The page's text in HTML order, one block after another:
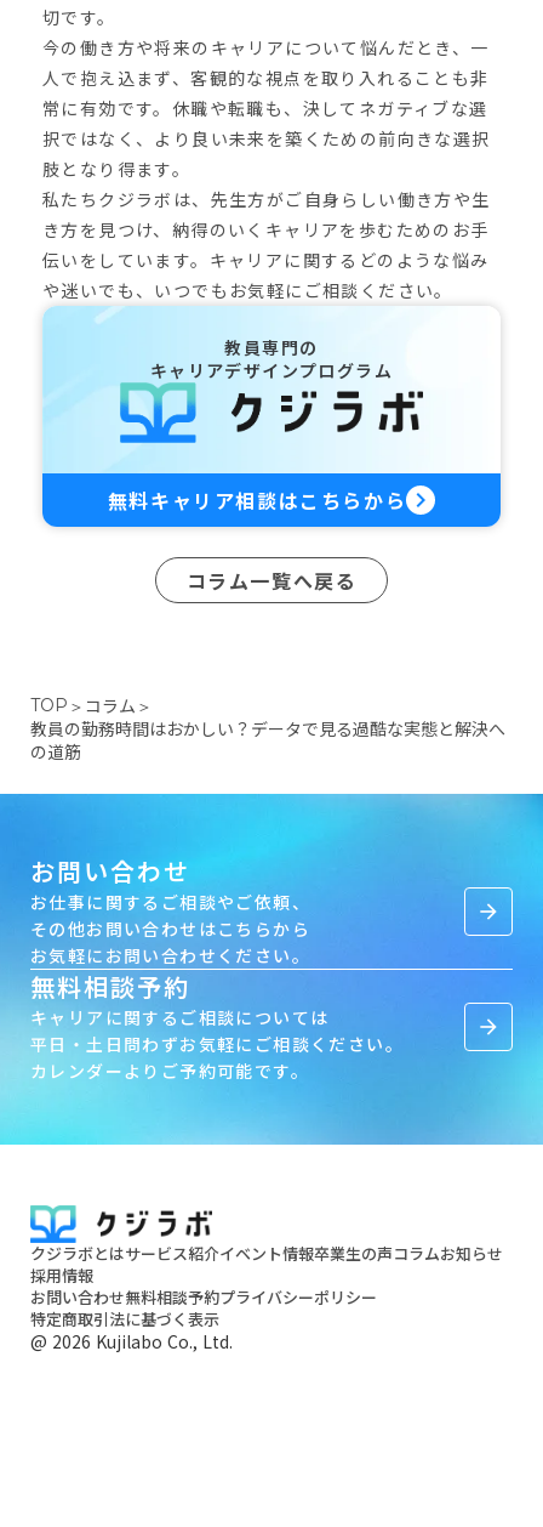
切です。
今の働き方や将来のキャリアについて悩んだとき、一
人で抱え込まず、客観的な視点を取り入れることも非
常に有効です。休職や転職も、決してネガティブな選
択ではなく、より良い未来を築くための前向きな選択
肢となり得ます。
私たちクジラボは、先生方がご自身らしい働き方や生
き方を見つけ、納得のいくキャリアを歩むためのお手
伝いをしています。キャリアに関するどのような悩み
や迷いでも、いつでもお気軽にご相談ください。
教員専門の
キャリアデザインプログラム
無料キャリア相談はこちらからkeyboard_arrow_right
コラム一覧へ戻る
TOP ＞ コラム ＞
教員の勤務時間はおかしい？データで見る過酷な実態と解決へ
の道筋
お問い合わせ
お仕事に関するご相談やご依頼、
その他お問い合わせはこちらから
お気軽にお問い合わせください。
arrow_forward
無料相談予約
キャリアに関するご相談については
平日・土日問わずお気軽にご相談ください。
カレンダーよりご予約可能です。
arrow_forward
クジラボとはサービス紹介イベント情報卒業生の声コラムお知らせ
採用情報
お問い合わせ無料相談予約プライバシーポリシー
特定商取引法に基づく表示
@ 2026 Kujilabo Co., Ltd.